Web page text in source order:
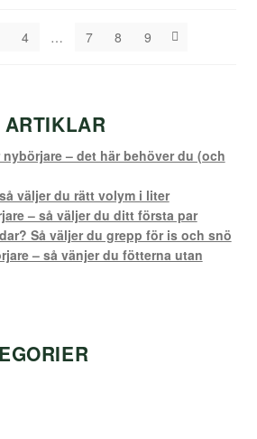
4 … 7 8 9
ARTIKLAR
– det här behöver du (och
väljer du rätt volym i liter
– så väljer du ditt första par
Så väljer du grepp för is och snö
– så vänjer du fötterna utan